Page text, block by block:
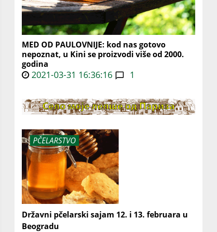
MED OD PAULOVNIJE: kod nas gotovo
nepoznat, u Kini se proizvodi više od 2000.
godina
2021-03-31 16:36:16 1
PČELARSTVO
Državni pčelarski sajam 12. i 13. februara u
Beogradu